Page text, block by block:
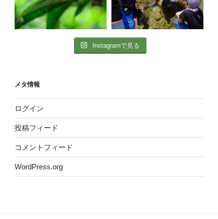
Instagramで見る
メタ情報
ログイン
投稿フィード
コメントフィード
WordPress.org